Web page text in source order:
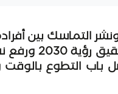
التماسك بين
ونحن في
باب التطوع